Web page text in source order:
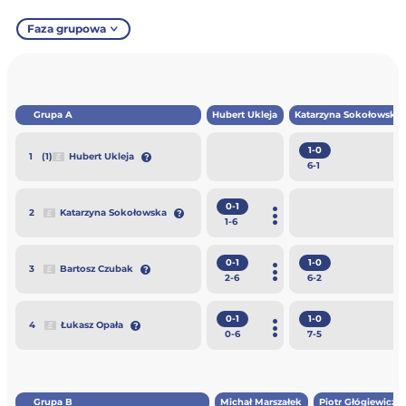
Faza grupowa
Grupa A Hubert Ukleja Katarzyna Sokołowska
1 (1) Hubert Ukleja
1-0
6-1
2 Katarzyna Sokołowska
0-1
1-6
3 Bartosz Czubak
0-1
2-6
1-0
6-2
4 Łukasz Opała
0-1
0-6
1-0
7-5
Grupa B Michał Marszałek Piotr Głógiewicz